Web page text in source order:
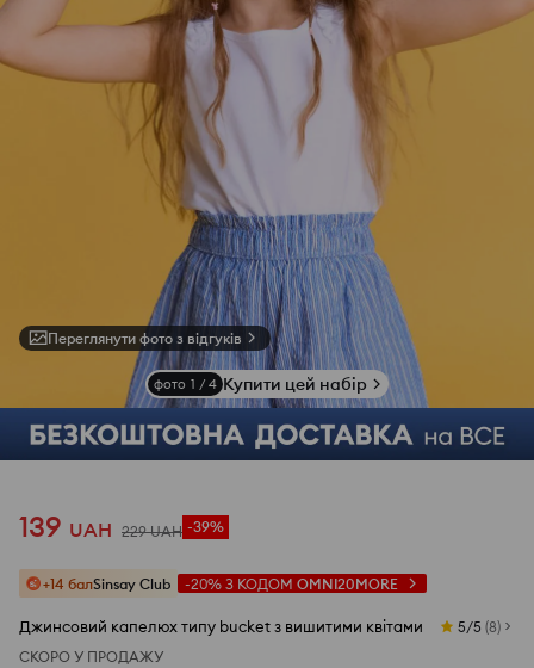
Переглянути фото з відгуків
фото 1 / 4 Купити цей набір
139 UAH 229 UAH -39%
+14 балSinsay Club -20% З КОДОМ OMNI20MORE
Джинсовий капелюх типу bucket з вишитими квітами 5/5 (8)
СКОРО У ПРОДАЖУ